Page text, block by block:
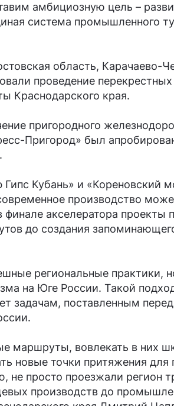
амбициозную цель –
система промышленного
область, Карачаево-
проведение
Краснодарского края.
пригородного
Пригород» был
Кубань» и «Кореновский
производство
акселератора
до создания
региональные практики,
на Юге России. Такой
задачам, поставленным
маршруты, вовлекать в них
новые точки притяжения
просто проезжали регион
производств до